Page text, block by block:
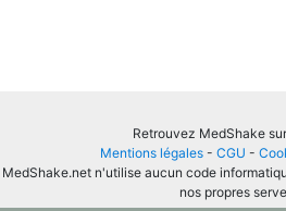
Retrouvez MedShake
Mentions légales - CGU -
MedShake.net n'utilise aucun code
nos propres